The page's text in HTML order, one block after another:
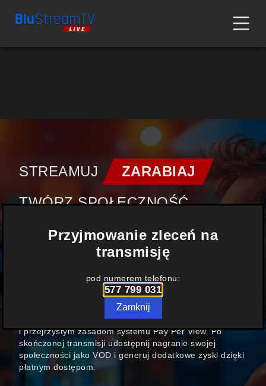
STREAMUJ
ZARABIAJ
TWÓRZ SPOŁECZNOŚĆ
FILMY |TRANSMISJE|
WYDARZENIA
W FORMULE
PAY PER VIEW
Nowoczesny polski portal streamingowy oferujący
możliwość prowadzenia transmisji online. Już dziś
możesz zarabiać na swoich transmisjach dzięki prostym
i przejrzystym zasadom systemu Pay Per View. Po
skończonej transmisji udostępnij nagranie swojej
społeczności jako VOD i generuj dodatkowe zyski dzięki
płatnym dostępom.
Przyjmowanie zleceń na
transmisję
pod numerem telefonu:
577 799 031
Zamknij